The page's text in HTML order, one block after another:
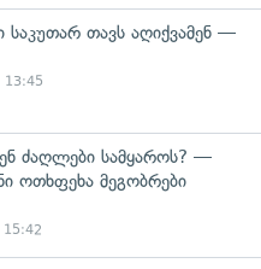
საკუთარ თავს აღიქვამენ —
13:45
ძაღლები სამყაროს? —
ოთხფეხა მეგობრები
15:42